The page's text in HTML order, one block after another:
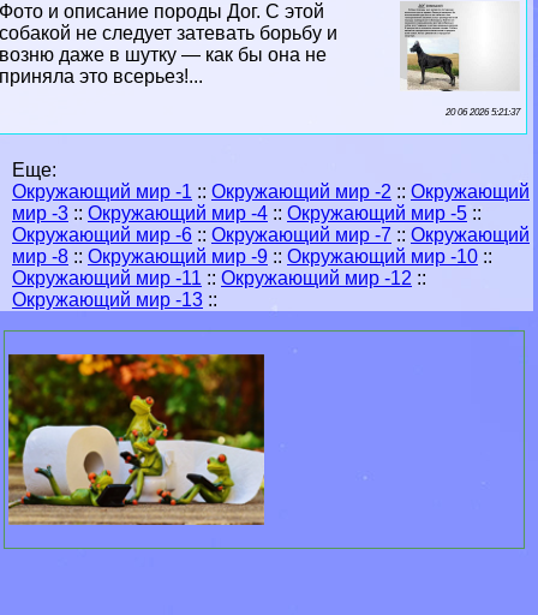
Фото и описание породы Дог. С этой
собакой не следует затевать борьбу и
возню даже в шутку — как бы она не
приняла это всерьез!...
20 06 2026 5:21:37
Еще:
Окружающий мир -1 :: Окружающий мир -2 :: Окружающий
мир -3 :: Окружающий мир -4 :: Окружающий мир -5 ::
Окружающий мир -6 :: Окружающий мир -7 :: Окружающий
мир -8 :: Окружающий мир -9 :: Окружающий мир -10 ::
Окружающий мир -11 :: Окружающий мир -12 ::
Окружающий мир -13 ::